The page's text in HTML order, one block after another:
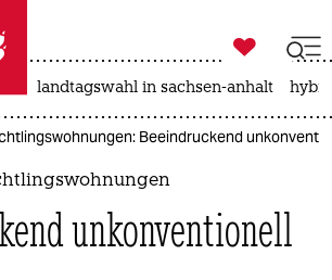
taz zahl ich
taz zahl ich

taz zahl ich
landtagswahl in sachsen-anhalt
Beeindruckend
unkonventionell